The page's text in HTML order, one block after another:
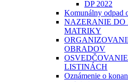
DP 2022
Komunálny odpad
NAZERANIE DO
MATRIKY
OBRADOV
LISTINÁCH
Oznámenie o